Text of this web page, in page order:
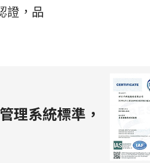
證，品
理系統標準，